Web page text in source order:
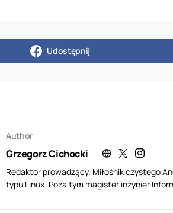
Udostępnij
Author
Grzegorz Cichocki
Redaktor prowadzący. Miłośnik czystego
typu Linux. Poza tym magister inżynier